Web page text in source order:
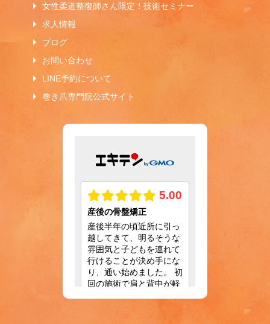
女性柔道整復師さん限定！技術セミナー
求人情報
ブログ
お問い合わせ
LINE予約について
巻き爪専門院公式サイト